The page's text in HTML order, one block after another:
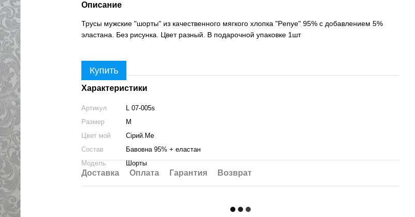
Описание
Трусы мужские "шорты" из качественного мягкого хлопка "Penye" 95% с добавлением 5%
эластана. Без рисунка. Цвет разный. В подарочной упаковке 1шт
Купить
Характеристики
Артикул
L 07-005s
Размер
M
Цвет мой
Сірий.Ме
Состав
Бавовна 95% + еластан
Модель
Шорты
Доставка Оплата Гарантия Возврат